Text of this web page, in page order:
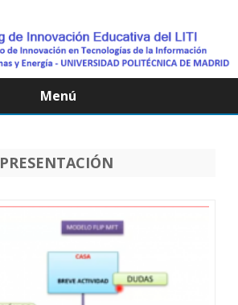
Menú
Saltar
PRESENTACIÓN